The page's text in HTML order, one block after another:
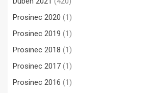
Prosinec 2020 (1)
Prosinec 2019 (1)
Prosinec 2018 (1)
Prosinec 2017 (1)
Prosinec 2016 (1)